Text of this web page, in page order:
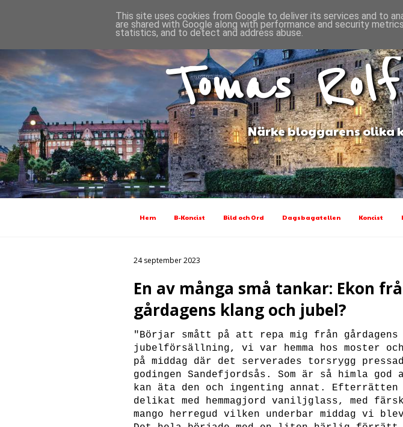
Tomas
Närke bloggarens olika
Hem B-Koncist Bild och Ord Dagsbagatellen Koncist
24 september 2023
En av många små tankar: Ekon
gårdagens klang och jubel?
"Börjar smått på att repa mig från gårdagens
jubelförsällning, vi var hemma hos moster och
på middag där det serverades torsrygg
godingen Sandefjordsås. Som är så himla god
kan äta den och ingenting annat. Efterrätten
delikat med hemmagjord vaniljglass, med
mango herregud vilken underbar middag vi
This site uses cookies from Google to deliver its services and to
are shared with Google along with performance and security
statistics, and to detect and address abuse.